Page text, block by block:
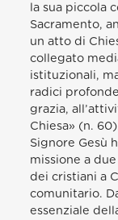
la sua piccola
Sacramento,
un atto di
collegato
istituzionali,
radici
grazia,
Chiesa» (n.
Signore Gesù
missione a
dei cristiani a
comunitario.
essenziale